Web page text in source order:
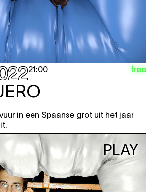
21:00 free
in een Spaanse grot uit het jaar
PLAY